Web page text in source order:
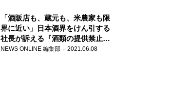
「酒販店も、蔵元も、米農家も限
界に近い」日本酒界をけん引する
社長が訴える『酒類の提供禁止』
策の大打撃
NEWS ONLINE 編集部 2021.06.08